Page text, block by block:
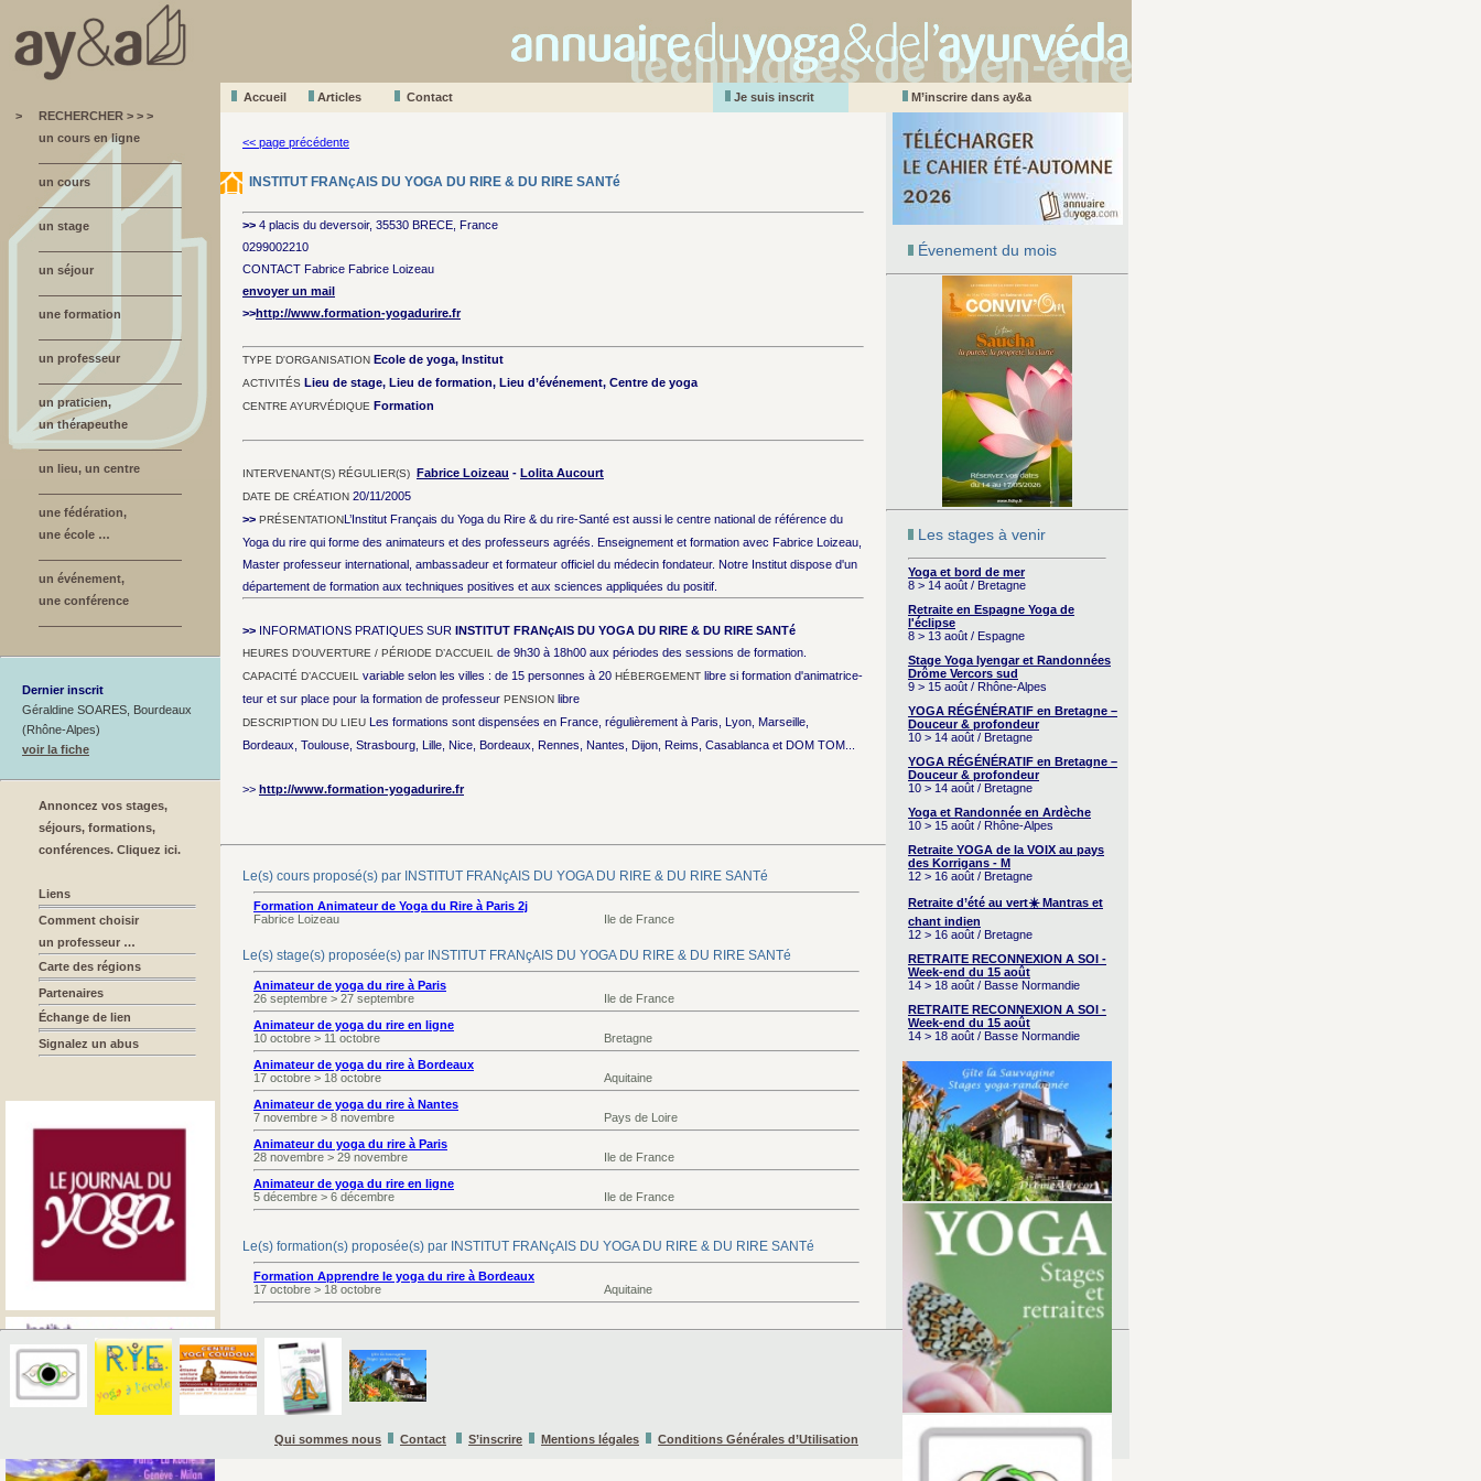
Accueil Articles Contact Je suis inscrit
M’inscrire dans ay&a
>
RECHERCHER > > >
un cours en ligne
un cours
un stage
un séjour
une formation
un professeur
un praticien,
un thérapeuthe
un lieu, un centre
une fédération,
une école …
un événement,
une conférence
Dernier inscrit
Géraldine SOARES, Bourdeaux
(Rhône-Alpes)
voir la fiche
Annoncez vos stages,
séjours, formations,
conférences. Cliquez ici.
Liens
Comment choisir
un professeur …
Carte des régions
Partenaires
Échange de lien
Signalez un abus
Évenement du mois
Les stages à venir
Yoga et bord de mer
8 > 14 août / Bretagne
Retraite en Espagne Yoga de
l'éclipse
8 > 13 août / Espagne
Stage Yoga Iyengar et Randonnées
Drôme Vercors sud
9 > 15 août / Rhône-Alpes
YOGA RÉGÉNÉRATIF en Bretagne –
Douceur & profondeur
10 > 14 août / Bretagne
YOGA RÉGÉNÉRATIF en Bretagne –
Douceur & profondeur
10 > 14 août / Bretagne
Yoga et Randonnée en Ardèche
10 > 15 août / Rhône-Alpes
Retraite YOGA de la VOIX au pays
des Korrigans - M
12 > 16 août / Bretagne
Retraite d’été au vert☀️ Mantras et
chant indien
12 > 16 août / Bretagne
RETRAITE RECONNEXION A SOI -
Week-end du 15 août
14 > 18 août / Basse Normandie
RETRAITE RECONNEXION A SOI -
Week-end du 15 août
14 > 18 août / Basse Normandie
<< page précédente
INSTITUT FRANçAIS DU YOGA DU RIRE & DU RIRE SANTé
>> 4 placis du deversoir, 35530 BRECE, France
0299002210
CONTACT Fabrice Fabrice Loizeau
envoyer un mail
>>http://www.formation-yogadurire.fr
TYPE D'ORGANISATION Ecole de yoga, Institut
ACTIVITÉS Lieu de stage, Lieu de formation, Lieu d’événement, Centre de yoga
CENTRE AYURVÉDIQUE Formation
INTERVENANT(S) RÉGULIER(S) Fabrice Loizeau - Lolita Aucourt
DATE DE CRÉATION 20/11/2005
>> PRÉSENTATIONL’Institut Français du Yoga du Rire & du rire-Santé est aussi le centre national de référence du
Yoga du rire qui forme des animateurs et des professeurs agréés. Enseignement et formation avec Fabrice Loizeau,
Master professeur international, ambassadeur et formateur officiel du médecin fondateur. Notre Institut dispose d'un
département de formation aux techniques positives et aux sciences appliquées du positif.
>> INFORMATIONS PRATIQUES SUR INSTITUT FRANçAIS DU YOGA DU RIRE & DU RIRE SANTé
HEURES D’OUVERTURE / PÉRIODE D’ACCUEIL de 9h30 à 18h00 aux périodes des sessions de formation.
CAPACITÉ D’ACCUEIL variable selon les villes : de 15 personnes à 20 HÉBERGEMENT libre si formation d'animatrice-
teur et sur place pour la formation de professeur PENSION libre
DESCRIPTION DU LIEU Les formations sont dispensées en France, régulièrement à Paris, Lyon, Marseille,
Bordeaux, Toulouse, Strasbourg, Lille, Nice, Bordeaux, Rennes, Nantes, Dijon, Reims, Casablanca et DOM TOM...
>> http://www.formation-yogadurire.fr
Le(s) cours proposé(s) par INSTITUT FRANçAIS DU YOGA DU RIRE & DU RIRE SANTé
Formation Animateur de Yoga du Rire à Paris 2j
Fabrice Loizeau
Ile de France
Le(s) stage(s) proposée(s) par INSTITUT FRANçAIS DU YOGA DU RIRE & DU RIRE SANTé
Animateur de yoga du rire à Paris
26 septembre > 27 septembre
Ile de France
Animateur de yoga du rire en ligne
10 octobre > 11 octobre
Bretagne
Animateur de yoga du rire à Bordeaux
17 octobre > 18 octobre
Aquitaine
Animateur de yoga du rire à Nantes
7 novembre > 8 novembre
Pays de Loire
Animateur du yoga du rire à Paris
28 novembre > 29 novembre
Ile de France
Animateur de yoga du rire en ligne
5 décembre > 6 décembre
Ile de France
Le(s) formation(s) proposée(s) par INSTITUT FRANçAIS DU YOGA DU RIRE & DU RIRE SANTé
Formation Apprendre le yoga du rire à Bordeaux
17 octobre > 18 octobre
Aquitaine
Qui sommes nous Contact S’inscrire Mentions légales Conditions Générales d’Utilisation